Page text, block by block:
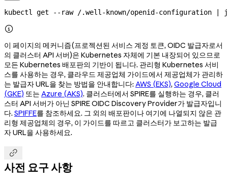
kubectl get --raw /.well-known/openid-configuration

이 페이지의 메커니즘(프로젝션된 서비스 계정 토큰, OIDC 발급자로서
의 클러스터 API 서버)은 Kubernetes 자체에 기본 내장되어 있으므로
모든 Kubernetes 배포판의 기반이 됩니다. 관리형 Kubernetes 서비
스를 사용하는 경우, 클라우드 제공업체 가이드에서 제공업체가 관리하
는 발급자 URL을 찾는 방법을 안내합니다: AWS (EKS), Google Cloud
(GKE) 또는 Azure (AKS). 클러스터에서 SPIRE를 실행하는 경우, 클러
스터 API 서버가 아닌 SPIRE OIDC Discovery Provider가 발급자입니
다. SPIFFE를 참조하세요. 그 외의 배포판이나 여기에 나열되지 않은 관
리형 제공업체의 경우, 이 가이드를 따르고 클러스터가 보고하는 발급
자 URL을 사용하세요.

사전 요구 사항